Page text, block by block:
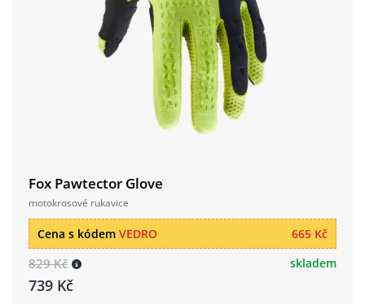
Fox Pawtector Glove
motokrosové rukavice
665 Kč
Cena s kódem VEDRO
829 Kč
739 Kč
skladem